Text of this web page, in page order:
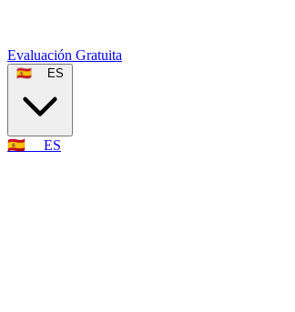
Evaluación Gratuita
🇪🇸 ES
🇪🇸 ES